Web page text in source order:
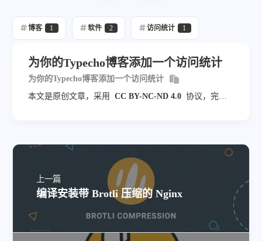
博客 1 软件 2 访问统计 1
为你的Typecho博客添加一个访问统计
为你的Typecho博客添加一个访问统计
本文是原创文章，采用
CC BY-NC-ND 4.0 协议，完整
上一篇
编译安装带 Brotli 压缩的 Nginx